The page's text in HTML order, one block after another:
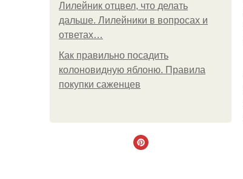
Лилейник отцвел, что делать
дальше. Лилейники в вопросах и
ответах…
Как правильно посадить
колоновидную яблоню. Правила
покупки саженцев